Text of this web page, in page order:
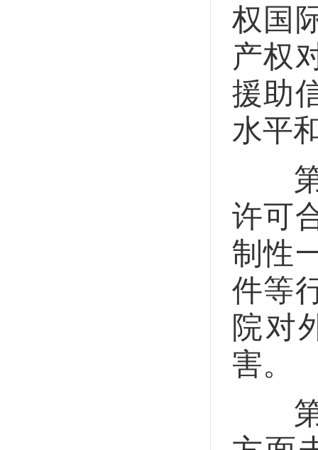
权国
产权
援助
水平
第
许可
制性
件等
院对
害。
第